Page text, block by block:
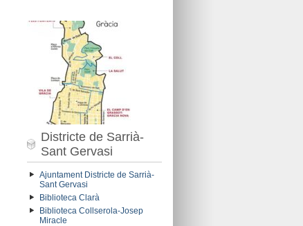
Districte de Sarrià-
Sant Gervasi
Ajuntament Districte de Sarrià-
Sant Gervasi
Biblioteca Clarà
Biblioteca Collserola-Josep
Miracle